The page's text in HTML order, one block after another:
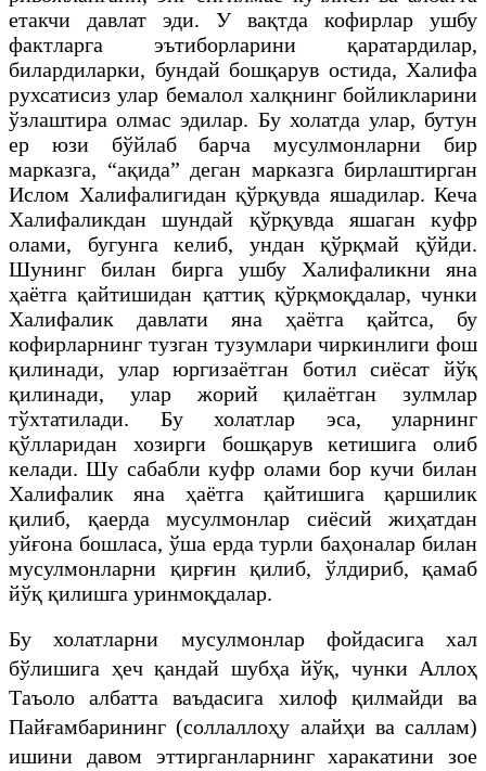
етакчи давлат эди. У вақтда кофирлар ушбу
фактларга эътиборларини қаратардилар,
билардиларки, бундай бошқарув остида, Халифа
рухсатисиз улар бемалол халқнинг бойликларини
ўзлаштира олмас эдилар. Бу холатда улар, бутун
ер юзи бўйлаб барча мусулмонларни бир
марказга, “ақида” деган марказга бирлаштирган
Ислом Халифалигидан қўрқувда яшадилар. Кеча
Халифаликдан шундай қўрқувда яшаган куфр
олами, бугунга келиб, ундан қўрқмай қўйди.
Шунинг билан бирга ушбу Халифаликни яна
ҳаётга қайтишидан қаттиқ қўрқмоқдалар, чунки
Халифалик давлати яна ҳаётга қайтса, бу
кофирларнинг тузган тузумлари чиркинлиги фош
қилинади, улар юргизаётган ботил сиёсат йўқ
қилинади, улар жорий қилаётган зулмлар
тўхтатилади. Бу холатлар эса, уларнинг
қўлларидан хозирги бошқарув кетишига олиб
келади. Шу сабабли куфр олами бор кучи билан
Халифалик яна ҳаётга қайтишига қаршилик
қилиб, қаерда мусулмонлар сиёсий жиҳатдан
уйғона бошласа, ўша ерда турли баҳоналар билан
мусулмонларни қирғин қилиб, ўлдириб, қамаб
йўқ қилишга уринмоқдалар.
Бу холатларни мусулмонлар фойдасига хал
бўлишига ҳеч қандай шубҳа йўқ, чунки Аллоҳ
Таъоло албатта ваъдасига хилоф қилмайди ва
Пайғамбарининг (соллаллоҳу алайҳи ва саллам)
ишини давом эттирганларнинг харакатини зое